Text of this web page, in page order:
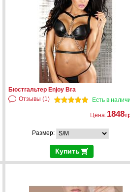
Бюстгальтер Enjoy Bra
Отзывы (1)
Есть в
Цена:1848
Размер:
Купить